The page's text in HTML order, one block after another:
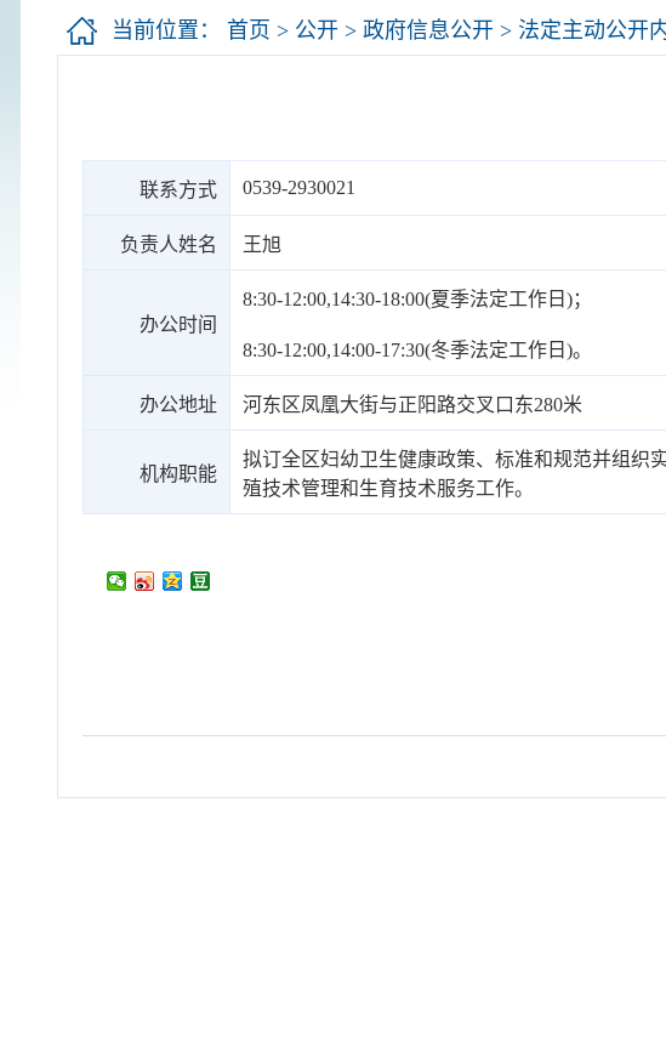
当前位置： 首页 > 公开 > 政府信息公开 > 法定主动公开
联系方式 0539-2930021
负责人姓名 王旭
办公时间
8:30-12:00,14:30-18:00(夏季法定工作日)；
8:30-12:00,14:00-17:30(冬季法定工作日)。
办公地址 河东区凤凰大街与正阳路交叉口东280米
机构职能
拟订全区妇幼卫生健康政策、标准和规范并组织
殖技术管理和生育技术服务工作。